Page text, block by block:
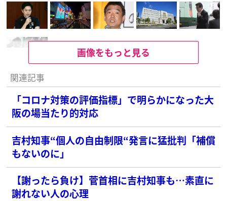
画像をもっと見る
関連記事
「コロナ対策の評価指標」で明らかになった大
阪の場当たり的対応
吉村知事“個人の自由制限“発言に猛批判「補償
もないのに」
【謝ったら負け】菅首相に吉村知事も…素直に
謝れない人の心理